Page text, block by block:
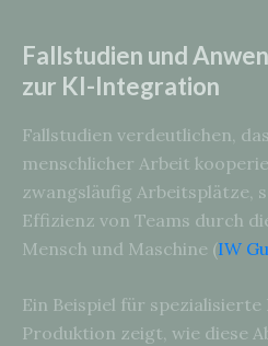
Fallstudien und
zur KI-Integration
Fallstudien verdeutlichen,
menschlicher Arbeit
zwangsläufig Arbeitsplätze,
Effizienz von Teams durch
Mensch und Maschine (IW
Ein Beispiel für
Produktion zeigt, wie diese